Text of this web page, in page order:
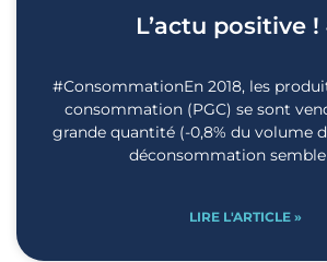
L’actu positive !
#ConsommationEn 2018, les
consommation (PGC) se sont
grande quantité (-0,8% du volume
déconsommation
LIRE L'ARTICLE »